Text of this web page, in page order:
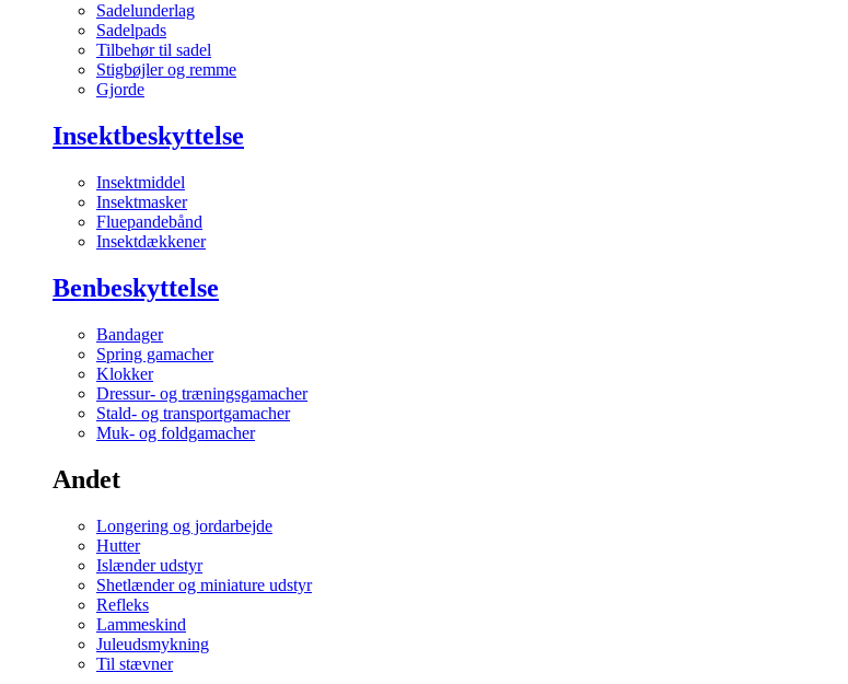
Sadelunderlag
Sadelpads
Tilbehør til sadel
Stigbøjler og remme
Gjorde
Insektbeskyttelse
Insektmiddel
Insektmasker
Fluepandebånd
Insektdækkener
Benbeskyttelse
Bandager
Spring gamacher
Klokker
Dressur- og træningsgamacher
Stald- og transportgamacher
Muk- og foldgamacher
Andet
Longering og jordarbejde
Hutter
Islænder udstyr
Shetlænder og miniature udstyr
Refleks
Lammeskind
Juleudsmykning
Til stævner